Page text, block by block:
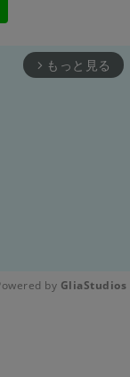
arrow_forward_ios もっと見る
by GliaStudios